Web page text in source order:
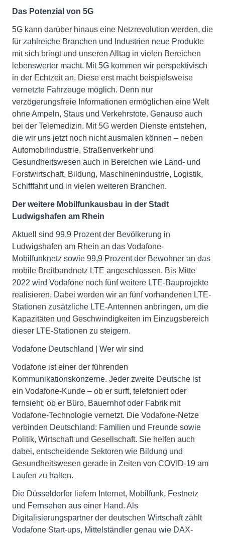
Das Potenzial von 5G
5G kann darüber hinaus eine Netzrevolution werden, die
für zahlreiche Branchen und Industrien neue Produkte
mit sich bringt und unseren Alltag in vielen Bereichen
lebenswerter macht. Mit 5G kommen wir perspektivisch
in der Echtzeit an. Diese erst macht beispielsweise
vernetzte Fahrzeuge möglich. Denn nur
verzögerungsfreie Informationen ermöglichen eine Welt
ohne Ampeln, Staus und Verkehrstote. Genauso auch
bei der Telemedizin. Mit 5G werden Dienste entstehen,
die wir uns jetzt noch nicht ausmalen können – neben
Automobilindustrie, Straßenverkehr und
Gesundheitswesen auch in Bereichen wie Land- und
Forstwirtschaft, Bildung, Maschinenindustrie, Logistik,
Schifffahrt und in vielen weiteren Branchen.
Der weitere Mobilfunkausbau in der Stadt
Ludwigshafen am Rhein
Aktuell sind 99,9 Prozent der Bevölkerung in
Ludwigshafen am Rhein an das Vodafone-
Mobilfunknetz sowie 99,9 Prozent der Bewohner an das
mobile Breitbandnetz LTE angeschlossen. Bis Mitte
2022 wird Vodafone noch fünf weitere LTE-Bauprojekte
realisieren. Dabei werden wir an fünf vorhandenen LTE-
Stationen zusätzliche LTE-Antennen anbringen, um die
Kapazitäten und Geschwindigkeiten im Einzugsbereich
dieser LTE-Stationen zu steigern.
Vodafone Deutschland | Wer wir sind
Vodafone ist einer der führenden
Kommunikationskonzerne. Jeder zweite Deutsche ist
ein Vodafone-Kunde – ob er surft, telefoniert oder
fernsieht; ob er Büro, Bauernhof oder Fabrik mit
Vodafone-Technologie vernetzt. Die Vodafone-Netze
verbinden Deutschland: Familien und Freunde sowie
Politik, Wirtschaft und Gesellschaft. Sie helfen auch
dabei, entscheidende Sektoren wie Bildung und
Gesundheitswesen gerade in Zeiten von COVID-19 am
Laufen zu halten.
Die Düsseldorfer liefern Internet, Mobilfunk, Festnetz
und Fernsehen aus einer Hand. Als
Digitalisierungspartner der deutschen Wirtschaft zählt
Vodafone Start-ups, Mittelständler genau wie DAX-